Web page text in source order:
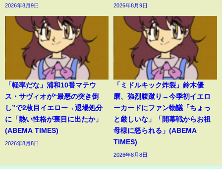
2026年8月9日 2026年8月9日
「軽率だな」浦和10番マテウ
ス・サヴィオが“最悪の突き倒
し”で2枚目イエロー→退場処分
に「熱い性格が裏目に出たか」
(ABEMA TIMES)
2026年8月8日
「ミドルキック炸裂」鈴木優
磨、強烈腹蹴り→今季初イエロ
ーカードにファン物議「ちょっ
と厳しいな」「開幕戦からお祖
母様に怒られる」(ABEMA
TIMES)
2026年8月8日